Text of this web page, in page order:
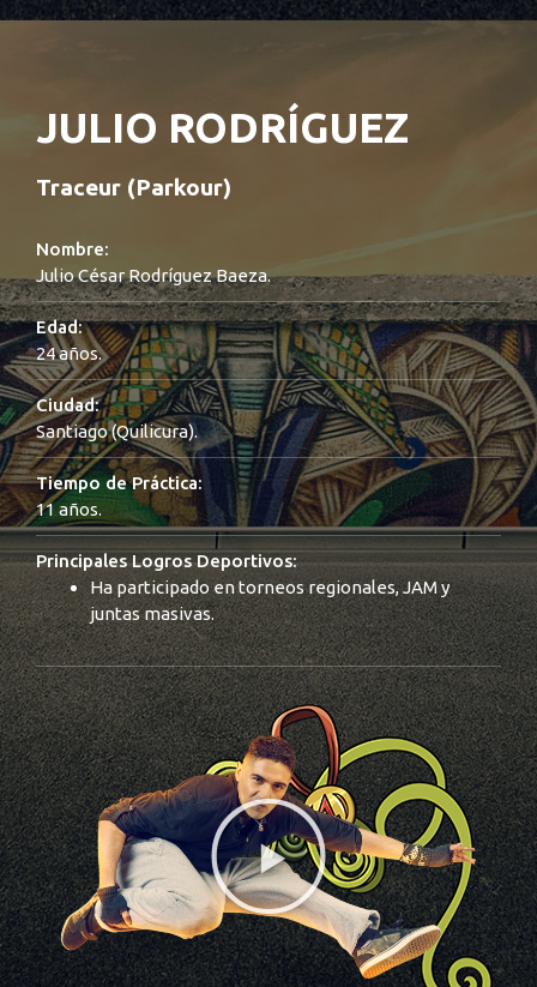
JULIO RODRÍGUEZ
Traceur (Parkour)
Nombre:
Julio César Rodríguez Baeza.
Edad:
24 años.
Ciudad:
Santiago (Quilicura).
Tiempo de Práctica:
11 años.
Principales Logros Deportivos:
Ha participado en torneos regionales, JAM y
juntas masivas.